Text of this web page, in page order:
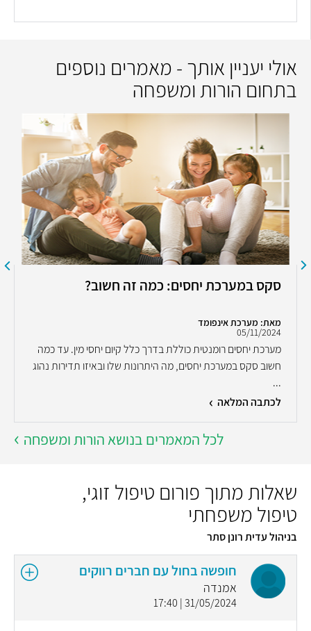
אולי יעניין אותך - מאמרים נוספים
בתחום הורות ומשפחה
סקס במערכת יחסים: כמה זה חשוב?
מאת: מערכת אינפומד
05/11/2024
מערכת יחסים רומנטית כוללת בדרך כלל קיום יחסי מין. עד כמה
חשוב סקס במערכת יחסים, מה היתרונות שלו ובאיזו תדירות נהוג
...
לכתבה המלאה
לכל המאמרים בנושא הורות ומשפחה
שאלות מתוך פורום טיפול זוגי,
טיפול משפחתי
בניהול עדית רונן סתר
חופשה בחול עם חברים רווקים
אמנדה
31/05/2024 | 17:40